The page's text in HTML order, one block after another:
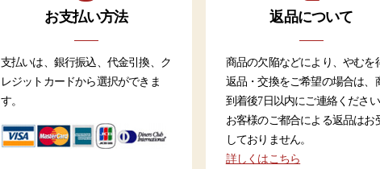
お支払い方法
支払いは、銀行振込、代金引換、ク
レジットカードから選択ができま
す。
返品について
商品の欠陥などにより、やむを
返品・交換をご希望の場合は、
到着後7日以内にご連絡くださ
お客様のご都合による返品はお
しておりません。
詳しくはこちら